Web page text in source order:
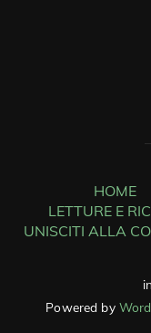
HOME
LETTURE E
UNISCITI ALLA
Powered by